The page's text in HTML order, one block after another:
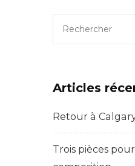
Articles
Retour à
Trois pièces